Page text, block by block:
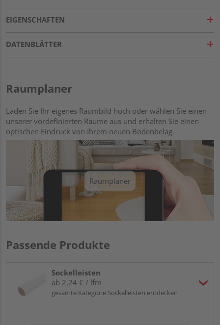
EIGENSCHAFTEN
DATENBLÄTTER
Raumplaner
Laden Sie Ihr eigenes Raumbild hoch oder wählen Sie einen
unserer vordefinierten Räume aus und erhalten Sie einen
optischen Eindruck von Ihrem neuen Bodenbelag.
Raumplaner
Passende Produkte
Sockelleisten
ab 2,24 € / lfm
gesamte Kategorie Sockelleisten entdecken